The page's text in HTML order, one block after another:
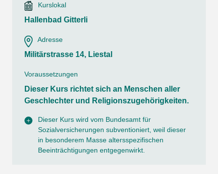
Kurslokal
Hallenbad Gitterli
Adresse
Militärstrasse 14, Liestal
Voraussetzungen
Dieser Kurs richtet sich an Menschen aller
Geschlechter und Religionszugehörigkeiten.
Dieser Kurs wird vom Bundesamt für
Sozialversicherungen subventioniert, weil dieser
in besonderem Masse altersspezifischen
Beeinträchtigungen entgegenwirkt.